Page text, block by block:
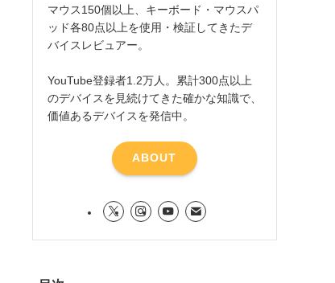
マウス150個以上、キーボード・マウスパ
ッド各80点以上を使用・検証してきたデ
バイスレビュアー。
YouTube登録者1.2万人。累計300点以上
のデバイスを見続けてきた確かな知識で、
価値あるデバイスを発信中。
ABOUT